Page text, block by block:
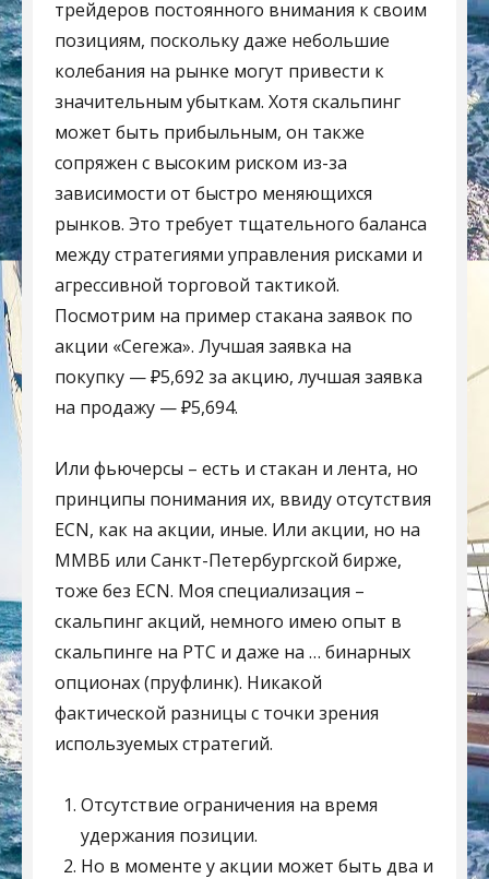
трейдеров постоянного внимания к своим
позициям, поскольку даже небольшие
колебания на рынке могут привести к
значительным убыткам. Хотя скальпинг
может быть прибыльным, он также
сопряжен с высоким риском из-за
зависимости от быстро меняющихся
рынков. Это требует тщательного баланса
между стратегиями управления рисками и
агрессивной торговой тактикой.
Посмотрим на пример стакана заявок по
акции «Сегежа». Лучшая заявка на
покупку — ₽5,692 за акцию, лучшая заявка
на продажу — ₽5,694.
Или фьючерсы – есть и стакан и лента, но
принципы понимания их, ввиду отсутствия
ECN, как на акции, иные. Или акции, но на
ММВБ или Санкт-Петербургской бирже,
тоже без ECN. Моя специализация –
скальпинг акций, немного имею опыт в
скальпинге на РТС и даже на … бинарных
опционах (пруфлинк). Никакой
фактической разницы с точки зрения
используемых стратегий.
Отсутствие ограничения на время
удержания позиции.
Но в моменте у акции может быть два и